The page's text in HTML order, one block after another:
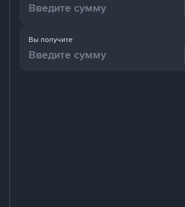
Вы получите